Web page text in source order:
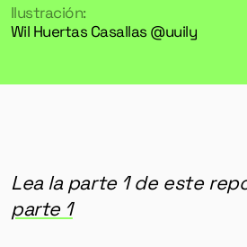
Ilustración:
Wil Huertas Casallas @uuily
Lea la parte 1 de este
parte 1